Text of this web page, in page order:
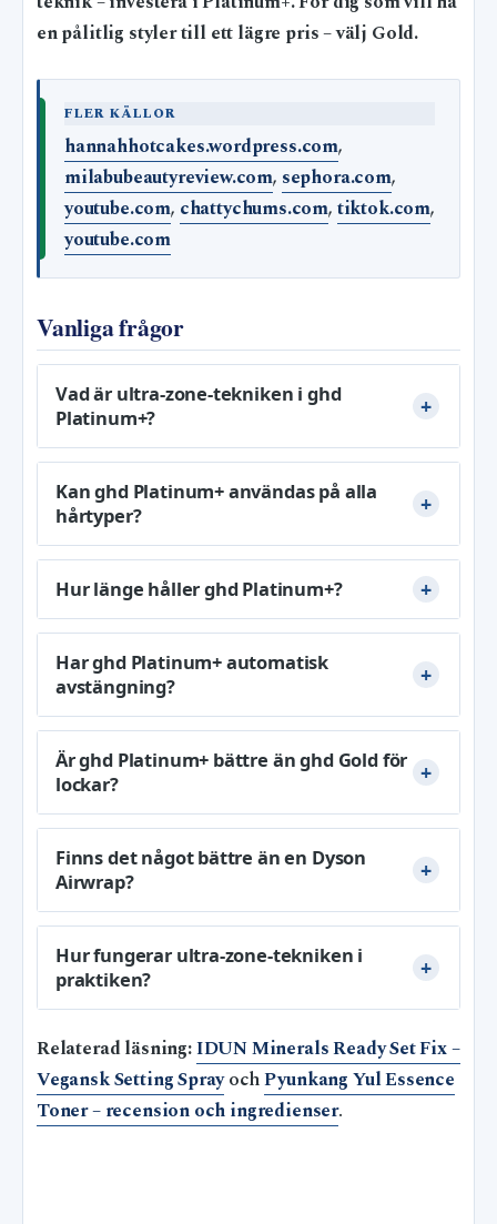
en pålitlig styler till ett lägre pris – välj Gold.
FLER KÄLLOR
hannahhotcakes.wordpress.com,
milabubeautyreview.com, sephora.com,
youtube.com, chattychums.com, tiktok.com,
youtube.com
Vanliga frågor
Vad är ultra-zone-tekniken i ghd
Platinum+?
Kan ghd Platinum+ användas på alla
hårtyper?
Hur länge håller ghd Platinum+?
Har ghd Platinum+ automatisk
avstängning?
Är ghd Platinum+ bättre än ghd Gold för
lockar?
Finns det något bättre än en Dyson
Airwrap?
Hur fungerar ultra-zone-tekniken i
praktiken?
Relaterad läsning:IDUN Minerals Ready Set Fix –
Vegansk Setting SprayochPyunkang Yul Essence
Toner – recension och ingredienser.